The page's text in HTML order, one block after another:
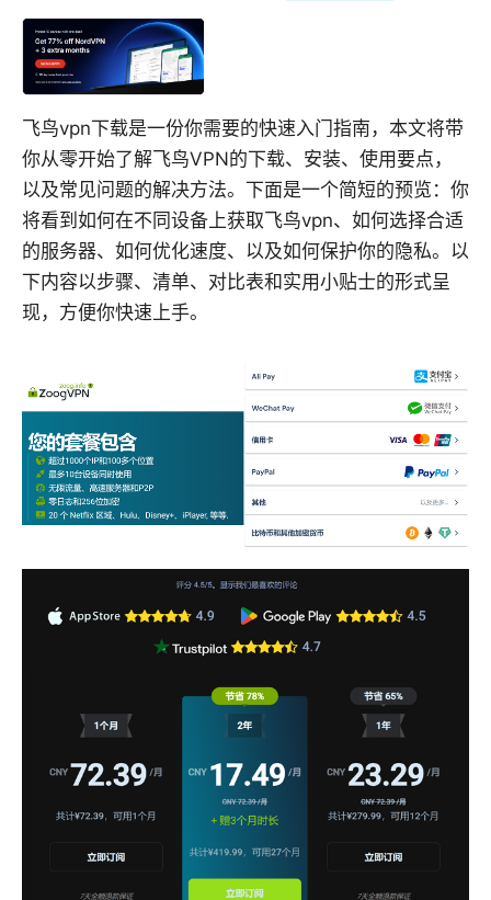
飞鸟vpn下载是一份你需要的快速入门指南，本文将带
你从零开始了解飞鸟VPN的下载、安装、使用要点，
以及常见问题的解决方法。下面是一个简短的预览：你
将看到如何在不同设备上获取飞鸟vpn、如何选择合适
的服务器、如何优化速度、以及如何保护你的隐私。以
下内容以步骤、清单、对比表和实用小贴士的形式呈
现，方便你快速上手。